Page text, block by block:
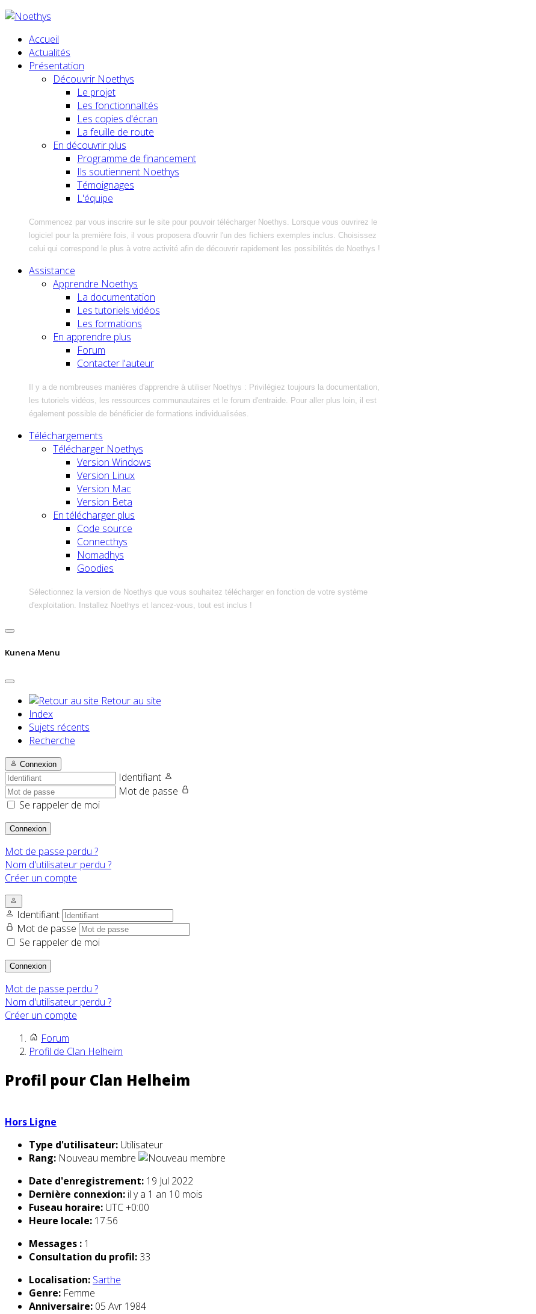
Accueil
Actualités
Présentation
Découvrir Noethys
Le projet
Les fonctionnalités
Les copies d'écran
La feuille de route
En découvrir plus
Programme de financement
Ils soutiennent Noethys
Témoignages
L'équipe
Commencez par vous inscrire sur le site pour pouvoir télécharger Noethys. Lorsque vous ouvrirez le
logiciel pour la première fois, il vous proposera d'ouvrir l'un des fichiers exemples inclus. Choisissez
celui qui correspond le plus à votre activité afin de découvrir rapidement les possibilités de Noethys !
Assistance
Apprendre Noethys
La documentation
Les tutoriels vidéos
Les formations
En apprendre plus
Forum
Contacter l'auteur
Il y a de nombreuses manières d'apprendre à utiliser Noethys : Privilégiez toujours la documentation,
les tutoriels vidéos, les ressources communautaires et le forum d'entraide. Pour aller plus loin, il est
également possible de bénéficier de formations individualisées.
Téléchargements
Télécharger Noethys
Version Windows
Version Linux
Version Mac
Version Beta
En télécharger plus
Code source
Connecthys
Nomadhys
Goodies
Sélectionnez la version de Noethys que vous souhaitez télécharger en fonction de votre système
d'exploitation. Installez Noethys et lancez-vous, tout est inclus !
Kunena Menu
Retour au site
Index
Sujets récents
Recherche
Connexion
Identifiant
Mot de passe
Se rappeler de moi
Connexion
Mot de passe perdu ?
Nom d'utilisateur perdu ?
Créer un compte
Identifiant
Mot de passe
Se rappeler de moi
Connexion
Mot de passe perdu ?
Nom d'utilisateur perdu ?
Créer un compte
Forum
Profil de Clan Helheim
Profil pour Clan Helheim
Hors Ligne
Type d'utilisateur: Utilisateur
Rang: Nouveau membre
Date d'enregistrement: 19 Jul 2022
Dernière connexion: il y a 1 an 10 mois
Fuseau horaire: UTC +0:00
Heure locale: 17:56
Messages : 1
Consultation du profil: 33
Localisation: Sarthe
Genre: Femme
Anniversaire: 05 Avr 1984